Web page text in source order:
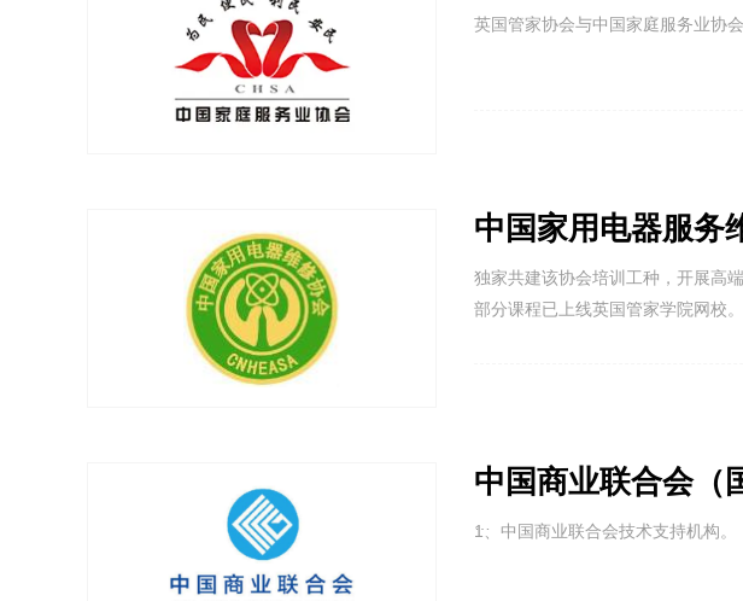
英国管家协会与中国家庭服务业协
中国家用电器服务
独家共建该协会培训工种，开展高
部分课程已上线英国管家学院网校。
中国商业联合会（
1、中国商业联合会技术支持机构。